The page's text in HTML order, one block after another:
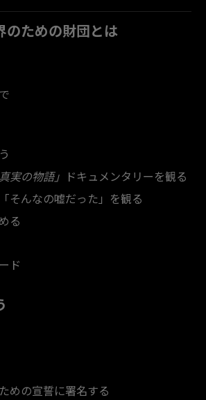
のための財団とは
実の物語」 ドキュメンタリーを観る
そんなの嘘だった」を観る
る
ド
めの宣誓に署名する